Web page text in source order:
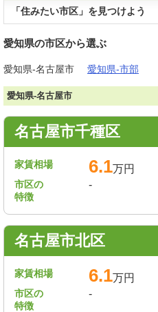
「住みたい市区」を見つけよう
愛知県の市区から選ぶ
愛知県-名古屋市 愛知県-市部
愛知県-名古屋市
名古屋市千種区
家賃相場 6.1万円
市区の
特徴
-
名古屋市北区
家賃相場 6.1万円
市区の
特徴
-